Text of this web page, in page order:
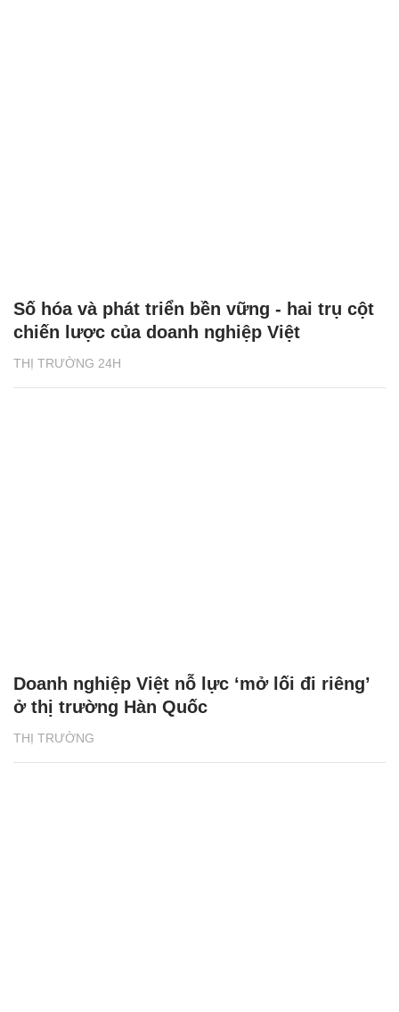
THỊ TRƯỜNG 24H
Số hóa và phát triển bền vững - hai trụ cột
chiến lược của doanh nghiệp Việt
THỊ TRƯỜNG
Doanh nghiệp Việt nỗ lực ‘mở lối đi riêng’
ở thị trường Hàn Quốc